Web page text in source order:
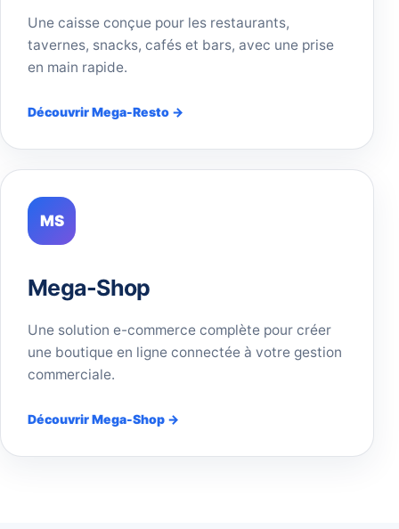
Une caisse conçue pour les restaurants,
tavernes, snacks, cafés et bars, avec une prise
en main rapide.
Découvrir Mega-Resto →
MS
Mega-Shop
Une solution e-commerce complète pour créer
une boutique en ligne connectée à votre gestion
commerciale.
Découvrir Mega-Shop →